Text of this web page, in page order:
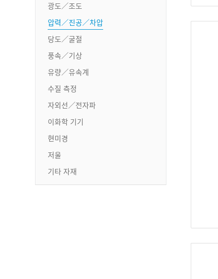
광도／조도
압력／진공／차압
당도／굴절
풍속／기상
유량／유속계
수질 측정
자외선／전자파
이화학 기기
현미경
저울
기타 자재